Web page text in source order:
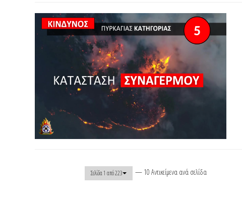
Σελίδα 1 από 223 — 10 Αντικείμενα ανά σελίδα